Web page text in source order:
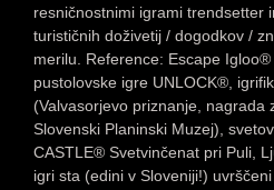
resničnostnimi igrami trendsetter
turističnih doživetij / dogodkov /
merilu. Reference: Escape
pustolovske igre UNLOCK®,
(Valvasorjevo priznanje, nagrada
Slovenski Planinski Muzej),
CASTLE® Svetvinčenat pri Puli,
igri sta (edini v Sloveniji!)